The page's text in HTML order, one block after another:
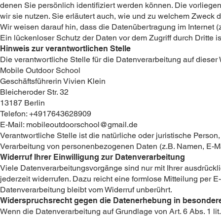
denen Sie persönlich identifiziert werden können. Die
wir sie nutzen. Sie erläutert auch, wie und zu welchem Zweck
Wir weisen darauf hin, dass die Datenübertragung im Internet
Ein lückenloser Schutz der Daten vor dem Zugriff durch Dritte
Hinweis zur verantwortlichen Stelle
Die verantwortliche Stelle für die Datenverarbeitung auf dieser
Mobile Outdoor School
Geschäftsführerin Vivien Klein
Bleicheroder Str. 32
13187 Berlin
Telefon: +4917643628909
E-Mail: mobileoutdoorschool@gmail.de
Verantwortliche Stelle ist die natürliche oder juristische
Verarbeitung von personenbezogenen Daten (z.B. Namen, E-
Widerruf Ihrer Einwilligung zur Datenverarbeitung
Viele Datenverarbeitungsvorgänge sind nur mit Ihrer
jederzeit widerrufen. Dazu reicht eine formlose Mitteilung per
Datenverarbeitung bleibt vom Widerruf unberührt.
Widerspruchsrecht gegen die Datenerhebung in
Wenn die Datenverarbeitung auf Grundlage von Art. 6 Abs. 1